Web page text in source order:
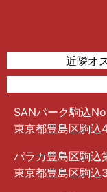
近隣オ
SANパーク駒込
東京都豊島区駒込
パラカ豊島区駒込
東京都豊島区駒込